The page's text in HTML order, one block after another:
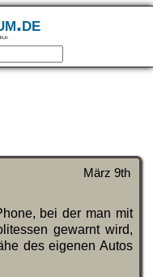
März 9th
bei der man mit
gewarnt wird,
des eigenen Autos